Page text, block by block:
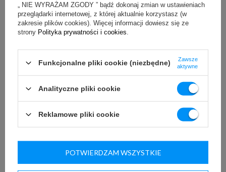
akumulator :
6V 133Ah
„ NIE WYRAŻAM ZGODY ” bądź dokonaj zmian w ustawieniach
przeglądarki internetowej, z której aktualnie korzystasz (w
zakresie plików cookies). Więcej informacji dowiesz się ze
strony Polityka prywatności i cookies
Funkcjonalne pliki cookie (niezbędne)
Zawsze
aktywne
Analityczne pliki cookie
Reklamowe pliki cookie
POTWIERDZAM WSZYSTKIE